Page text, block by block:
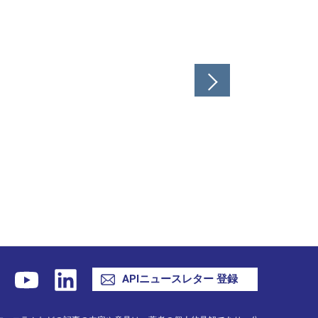
APIニュースレター 登録